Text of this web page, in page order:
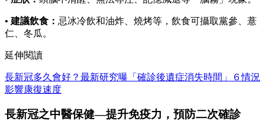
• 建議飲食： 忌冰冷飲和油炸、燒烤等，飲食可攝取黨參、薏
仁、冬瓜。
延伸閱讀
長新冠多久會好？最新研究曝「確診後遺症消失時間」６情況
影響康復速度
長新冠之中醫保健—提升免疫力，預防二次確診